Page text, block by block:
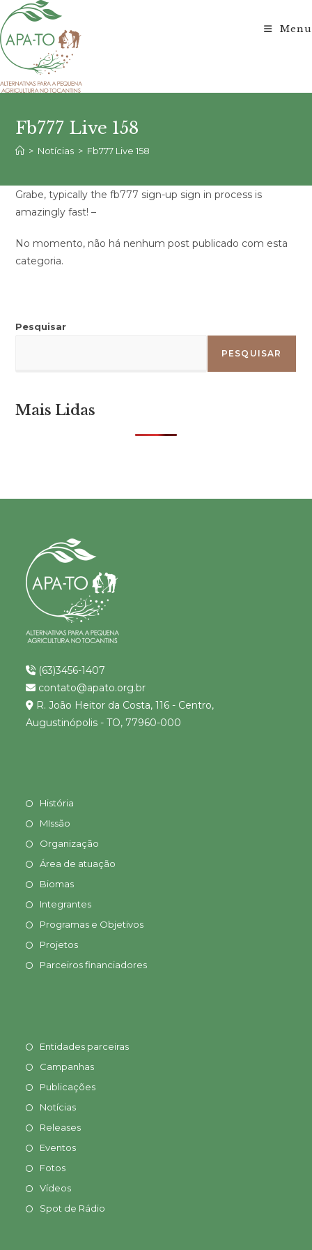
para
o
conteúdo
Menu
Fb777 Live 158
> Notícias > Fb777 Live 158
Grabe, typically the fb777 sign-up sign in process is
amazingly fast! –
No momento, não há nenhum post publicado com esta
categoria.
Pesquisar
PESQUISAR
Mais Lidas
(63)3456-1407
contato@apato.org.br
R. João Heitor da Costa, 116 - Centro,
Augustinópolis - TO, 77960-000
História
MIssão
Organização
Área de atuação
Biomas
Integrantes
Programas e Objetivos
Projetos
Parceiros financiadores
Entidades parceiras
Campanhas
Publicações
Notícias
Releases
Eventos
Fotos
Vídeos
Spot de Rádio